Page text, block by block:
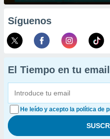
Síguenos
El Tiempo en tu email
He leído y acepto la política de